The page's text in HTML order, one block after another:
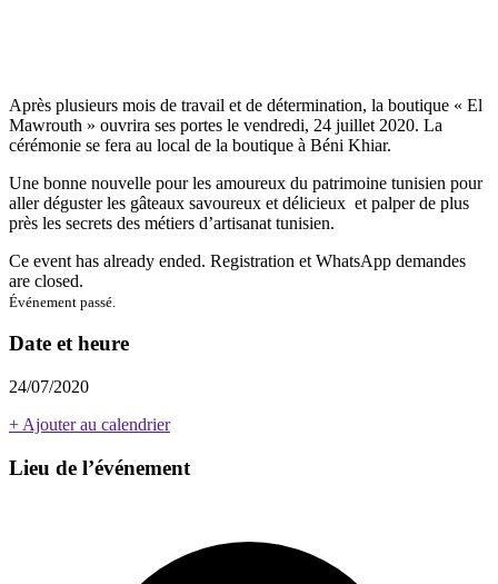
Après plusieurs mois de travail et de détermination, la boutique « El
Mawrouth » ouvrira ses portes le vendredi, 24 juillet 2020. La
cérémonie se fera au local de la boutique à Béni Khiar.
Une bonne nouvelle pour les amoureux du patrimoine tunisien pour
aller déguster les gâteaux savoureux et délicieux et palper de plus
près les secrets des métiers d’artisanat tunisien.
Ce event has already ended. Registration et WhatsApp demandes
are closed.
Événement passé.
Date et heure
24/07/2020
+ Ajouter au calendrier
Lieu de l’événement